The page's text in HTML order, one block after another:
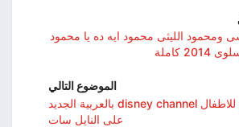
ومحمود الليثى محمود ايه ده يا محمود
كاملة
الموضوع التالي
تردد قناة ديزني للاطفال disney channel بالعربية الجديد
على النايل سات